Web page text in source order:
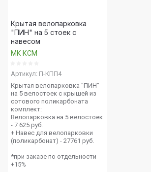
Крытая велопарковка
"ПИН" на 5 стоек с
навесом
МК КСМ
Артикул: П-КПП4
Крытая велопарковка "ПИН"
на 5 велостоек с крышей из
сотового поликарбоната
комплект:
Велопарковка на 5 велостоек
- 7 625 руб.
+ Навес для велопарковки
(поликарбонат) - 27761 руб.
*при заказе по отдельности
+15%